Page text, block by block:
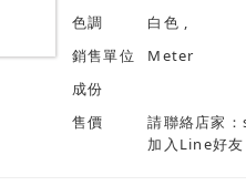
色調
白色 ,
銷售單位
成份
售價
請聯絡店家
加入Line好